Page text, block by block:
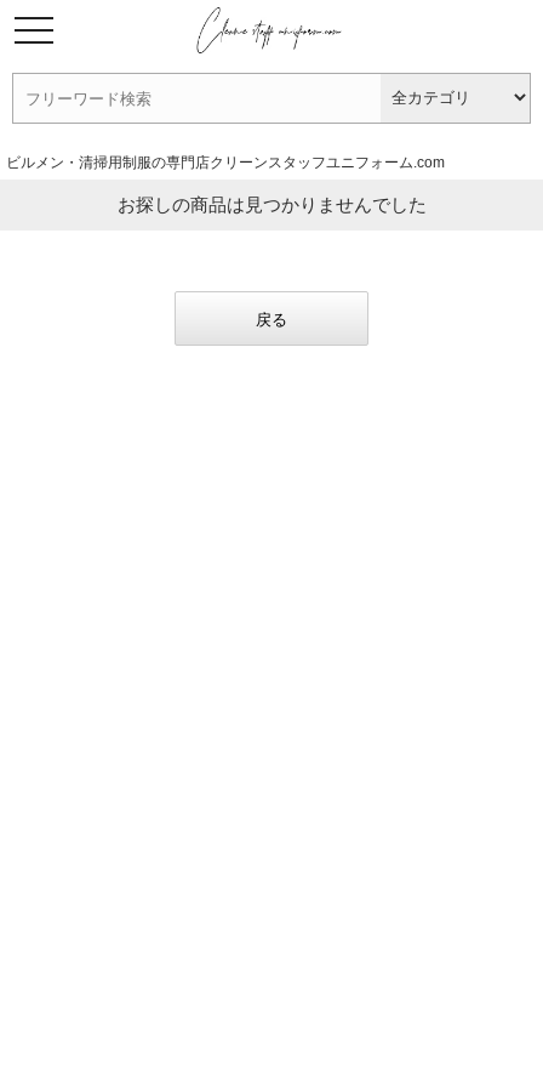
ビルメン・清掃用制服の専門店クリーンスタッフユニフォーム.com
お探しの商品は見つかりませんでした
戻る